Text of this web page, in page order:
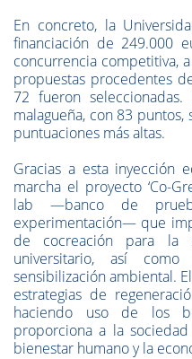
En concreto, la
financiación de 249.000
concurrencia competitiva,
propuestas procedentes
72 fueron
malagueña, con 83
puntuaciones más altas.
Gracias a esta inyección
marcha el proyecto ‘Co-
lab —banco de
experimentación— que
de cocreación para la
universitario, así
sensibilización ambiental.
estrategias de
haciendo uso de los
proporciona a la
bienestar humano y la